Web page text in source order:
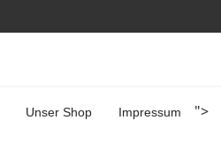
Unser Shop Impressum ">